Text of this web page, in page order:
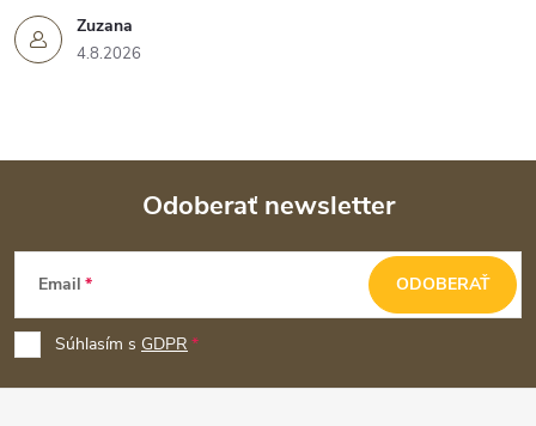
Zuzana
4.8.2026
Z
p
ä
Odoberať newsletter
Email
Súhlasím s GDPR
ODOBERAŤ